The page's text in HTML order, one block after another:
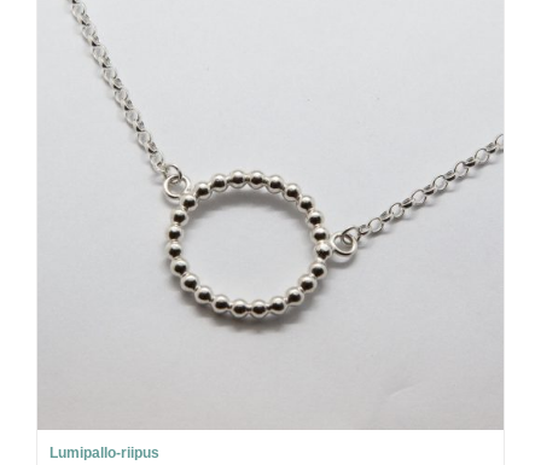
Lumipallo-riipus